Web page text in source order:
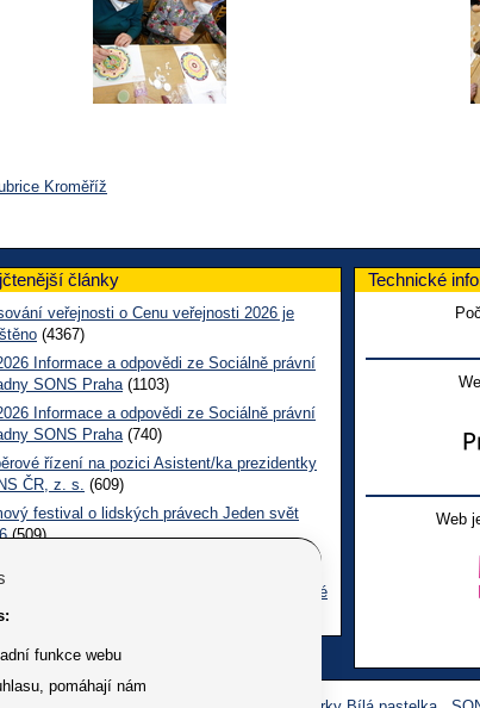
Kroměříž
články
veřejnosti o Cenu veřejnosti 2026 je
(4367)
Informace a odpovědi ze Sociálně právní
SONS Praha (1103)
Informace a odpovědi ze Sociálně právní
SONS Praha (740)
řízení na pozici Asistent/ka prezidentky
ČR, z. s. (609)
festival o lidských právech Jeden svět
(509)
2026 Informace a odpovědi na dotazy z pražské
právní poradny SONS
Technické
Web
funkce webu
pomáhají nám